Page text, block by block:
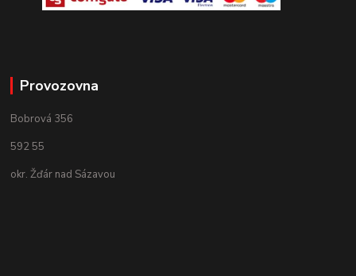
Provozovna
Bobrová 356
592 55
okr. Žďár nad Sázavou